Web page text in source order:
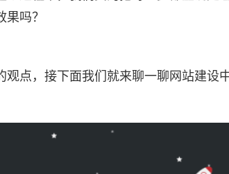
吗？
点，接下面我们就来聊一聊网站建设